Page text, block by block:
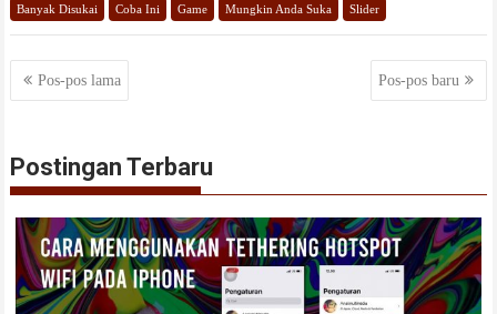
Banyak Disukai Coba Ini Game Mungkin Anda Suka Slider
Navigasi
Pos-pos lama Pos-pos baru
Postingan Terbaru